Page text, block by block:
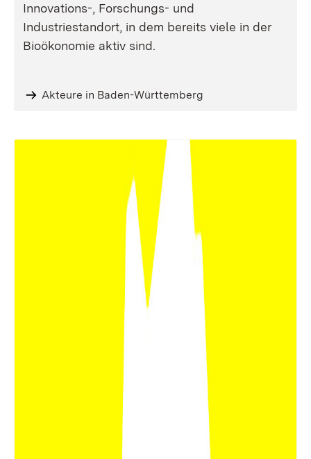
Innovations-, Forschungs- und
Industriestandort, in dem bereits viele in der
Bioökonomie aktiv sind.
Akteure in Baden-Württemberg